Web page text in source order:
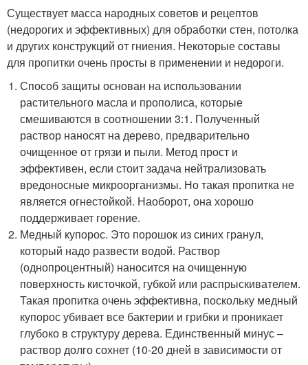
Существует масса народных советов и рецептов
(недорогих и эффективных) для обработки стен, потолка
и других конструкций от гниения. Некоторые составы
для пропитки очень просты в применении и недороги.
Способ защиты основан на использовании
растительного масла и прополиса, которые
смешиваются в соотношении 3:1. Полученный
раствор наносят на дерево, предварительно
очищенное от грязи и пыли. Метод прост и
эффективен, если стоит задача нейтрализовать
вредоносные микроорганизмы. Но такая пропитка не
является огнестойкой. Наоборот, она хорошо
поддерживает горение.
Медный купорос. Это порошок из синих гранул,
который надо развести водой. Раствор
(однопроцентный) наносится на очищенную
поверхность кисточкой, губкой или распрыскивателем.
Такая пропитка очень эффективна, поскольку медный
купорос убивает все бактерии и грибки и проникает
глубоко в структуру дерева. Единственный минус –
раствор долго сохнет (10-20 дней в зависимости от